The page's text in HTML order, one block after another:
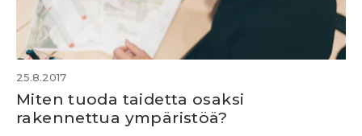
25.8.2017
Miten tuoda taidetta osaksi
rakennettua ympäristöä?